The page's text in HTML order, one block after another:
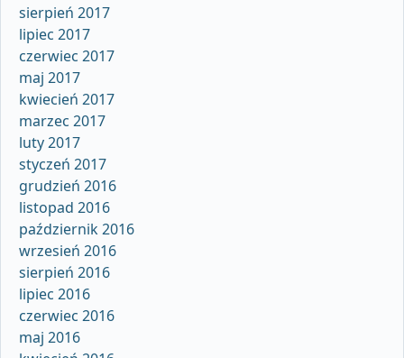
sierpień 2017
lipiec 2017
czerwiec 2017
maj 2017
kwiecień 2017
marzec 2017
luty 2017
styczeń 2017
grudzień 2016
listopad 2016
październik 2016
wrzesień 2016
sierpień 2016
lipiec 2016
czerwiec 2016
maj 2016